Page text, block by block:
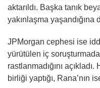
aktarıldı. Başka tanık
yakınlaşma yaşandığına
JPMorgan cephesi ise
yürütülen iç
rastlanmadığını
birliği yaptığı, Rana’nın